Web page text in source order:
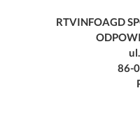
RTVINFOAGD
86-